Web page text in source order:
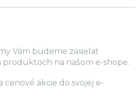
Vám budeme zasielať
produktoch na našom e-shope.
cenové akcie do svojej e-